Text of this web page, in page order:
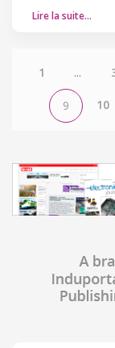
Lire la suite…
1 ...
9 10